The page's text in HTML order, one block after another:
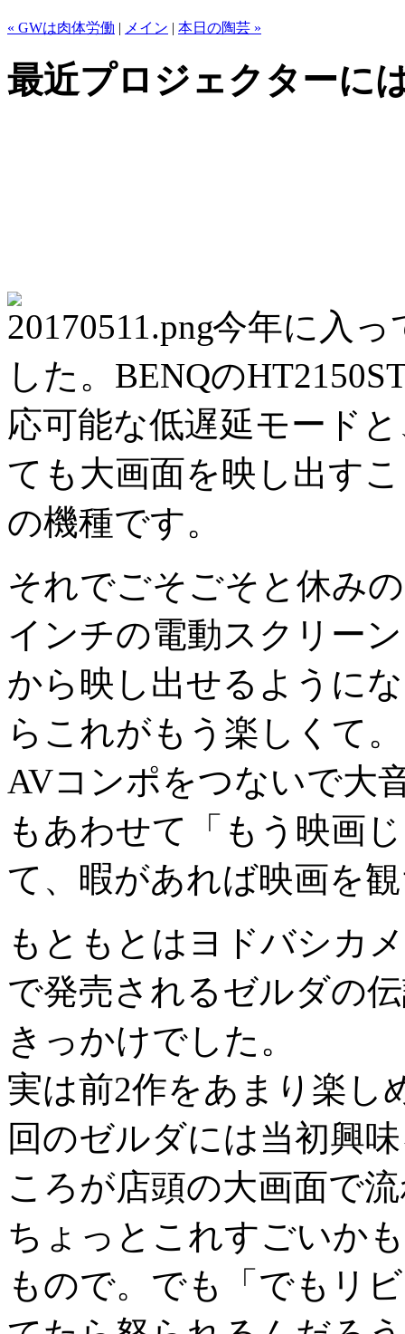
« GWは肉体労働 | メイン | 本日の陶芸 »
最近プロジェクターに
今年に入っ
した。BENQの
応可能な低遅延モード
ても大画面を映し出す
の機種です。
それでごそごそと休み
インチの電動スクリー
から映し出せるように
らこれがもう楽しくて
AVコンポをつないで大
もあわせて「もう映画
て、暇があれば映画を
もともとはヨドバシカ
で発売されるゼルダの
きっかけでした。
実は前2作をあまり楽し
回のゼルダには当初興
ころが店頭の大画面で
ちょっとこれすごいか
もので。でも「でもリ